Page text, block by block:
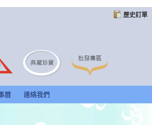
歷史訂單
曆 連絡我們